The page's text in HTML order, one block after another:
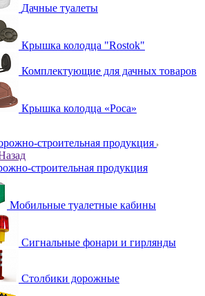
Дачные туалеты
Крышка колодца "Rostok"
Комплектующие для дачных товаров
Крышка колодца «Роса»
строительная продукция
строительная продукция
Мобильные туалетные кабины
Сигнальные фонари и гирлянды
Столбики дорожные